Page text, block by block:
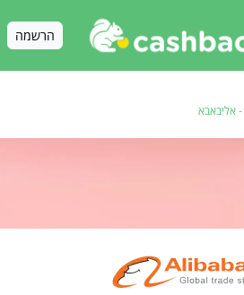
הרשמה